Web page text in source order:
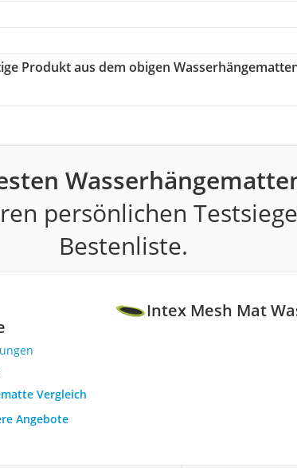
Produkt aus dem obigen
persönlichen
Bestenliste.
Intex Mesh Mat
Vergleich
Angebote